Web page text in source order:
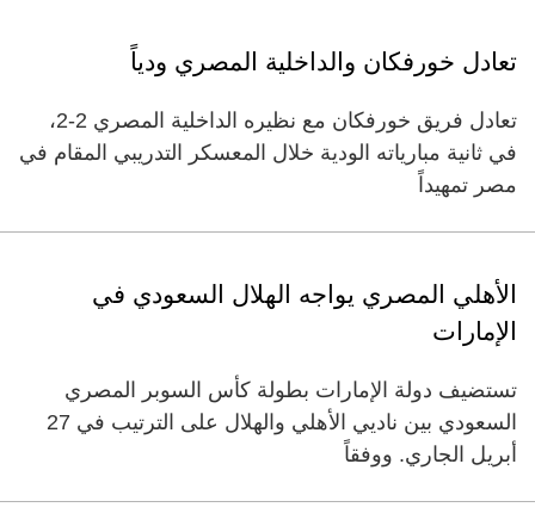
تعادل خورفكان والداخلية المصري ودياً
تعادل فريق خورفكان مع نظيره الداخلية المصري 2-2،
في ثانية مبارياته الودية خلال المعسكر التدريبي المقام في
مصر تمهيداً
الأهلي المصري يواجه الهلال السعودي في
الإمارات
تستضيف دولة الإمارات بطولة كأس السوبر المصري
السعودي بين ناديي الأهلي والهلال على الترتيب في 27
أبريل الجاري. ووفقاً